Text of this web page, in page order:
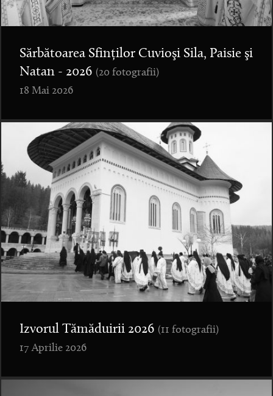
Sărbătoarea Sfinților Cuvioşi Sila, Paisie şi
Natan - 2026 (20 fotografii)
18 Mai 2026
Izvorul Tămăduirii 2026 (11 fotografii)
17 Aprilie 2026